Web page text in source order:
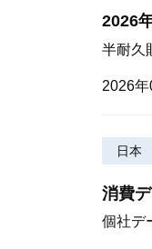
2026
半耐久
2026年
日本
消費
個社デ